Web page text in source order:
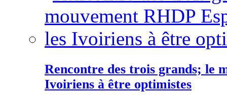
Rencontre des trois grands; le
Ivoiriens à être optimistes